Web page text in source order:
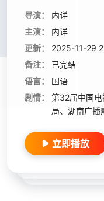
导演：
内详
主演：
内详
更新：
2025-11-29
备注：
已完结
语言：
国语
剧情：
第32届中国
局、湖南广播
立即播放